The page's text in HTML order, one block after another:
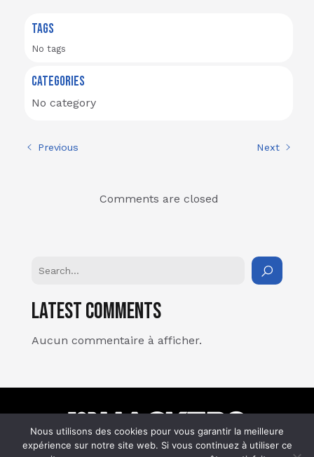
Latest Comments
Aucun commentaire à afficher.
TAGS
No tags
CATEGORIES
No category
Previous Next
Comments are closed
Nous utilisons des cookies pour vous garantir la meilleure
expérience sur notre site web. Si vous continuez à utiliser ce